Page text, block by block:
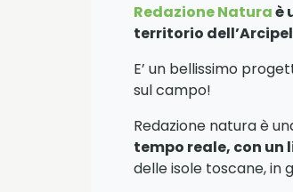
Redazione Naturaè
territorio
E’ un bellissimo
sul campo!
Redazione natura è
tempo reale, con
delle isole toscane, in